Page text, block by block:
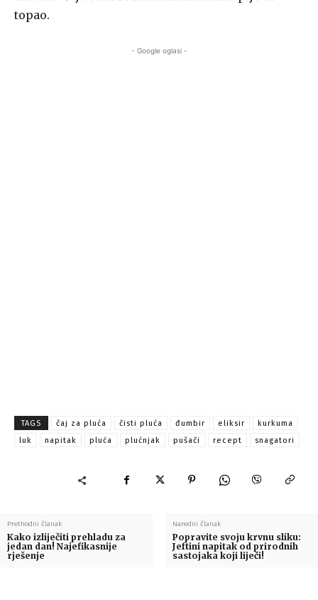
topao.
- Google oglasi -
TAGS čaj za pluća čisti pluća đumbir eliksir
kurkuma
luk
napitak pluća plućnjak pušači recept snagatori
Prethodni članak
Kako izliječiti prehladu za
jedan dan! Najefikasnije
rješenje
Naredni članak
Popravite svoju krvnu sliku:
Jeftini napitak od prirodnih
sastojaka koji liječi!